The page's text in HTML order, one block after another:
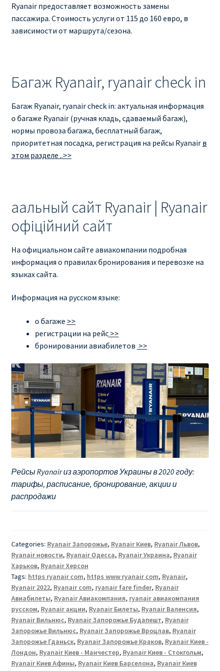
Ryanair предоставляет возможность замены
пассажира. Стоимость услуги от 115 до 160 евро, в
зависимости от маршрута/сезона.
Багаж Ryanair, ryanair check in
Багаж Ryanair, ryanair check in: актуальная информация
о багаже Ryanair (ручная кладь, сдаваемый багаж),
нормы провоза багажа, бесплатный багаж,
приоритетная посадка, регистрация на рейсы Ryanair в
этом разделе ..>>
аальный сайт Ryanair | Ryanair
офіційний сайт
На официальном сайте авиакомпании подробная
информация о правилах бронирования и перевозке на
языках сайта.
Информация на русском языке:
о багаже >>
регистрации на рейс>>
бронировании авиабилетов >>
Рейсы Ryanair из аэропортов Украины в 2020 году:
тарифы, расписание, бронирование, акции и
распродажи
Categories: Ryanair Запорожье, Ryanair Киев, Ryanair Львов,
Ryanair новости, Ryanair Одесса, Ryanair Украина, Ryanair
Харьков, Ryanair Херсон
Tags: https ryanair com, https www ryanair com, Ryanair,
Ryanair 2022, Ryanair com, ryanair fare finder, Ryanair
Авиабилеты, Ryanair Авиакомпания, ryanair авиакомпания
русском, Ryanair акции, Ryanair Билеты, Ryanair Валенсия,
Ryanair Вильнюс, Ryanair Запорожье Будапешт, Ryanair
Запорожье Вильнюс, Ryanair Запорожье Вроцлав, Ryanair
Запорожье Гданьск, Ryanair Запорожье Краков, Ryanair Киев -
Лондон, Ryanair Киев - Манчестер, Ryanair Киев - Стокгольм,
Ryanair Киев Афины, Ryanair Киев Барселона, Ryanair Киев